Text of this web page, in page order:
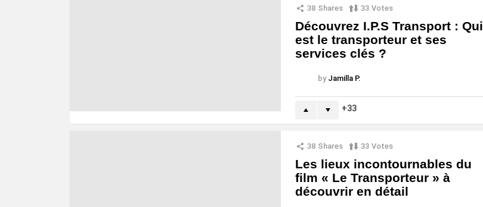
38 Shares 33 Votes
Découvrez I.P.S Transport : Qui
est le transporteur et ses
services clés ?
by Jamilla P.
33
38 Shares 33 Votes
Les lieux incontournables du
film « Le Transporteur » à
découvrir en détail